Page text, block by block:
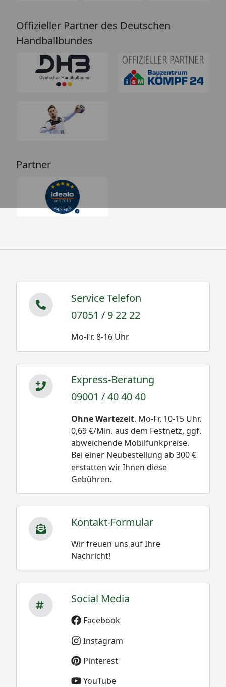
Offizieller Partner des Deutschen
Handballbundes
Partner
Service Telefon
07051 / 9 22 22
Mo-Fr. 8-16 Uhr
Express-Beratung
09001 / 40 40 40
Ohne Wartezeit. Mo-Fr. 10-15 Uhr.
0,69 €/Min. aus dem Festnetz, ggf.
abweichende Mobilfunkpreise.
Bei einer Neubestellung ab 300 €
erstatten wir Ihnen diese
Gebühren.
Kontakt-Formular
Wir freuen uns auf Ihre
Nachricht!
Social Media
Facebook
Instagram
Pinterest
YouTube